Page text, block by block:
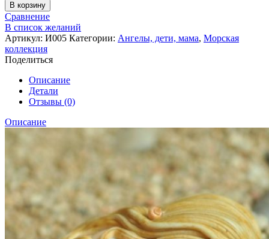
В корзину
Сравнение
В список желаний
Артикул: И005 Категории: Ангелы, дети, мама, Морская
коллекция
Поделиться
Описание
Детали
Отзывы (0)
Описание